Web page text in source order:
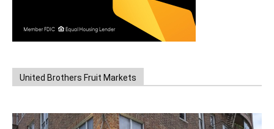
United Brothers Fruit Markets